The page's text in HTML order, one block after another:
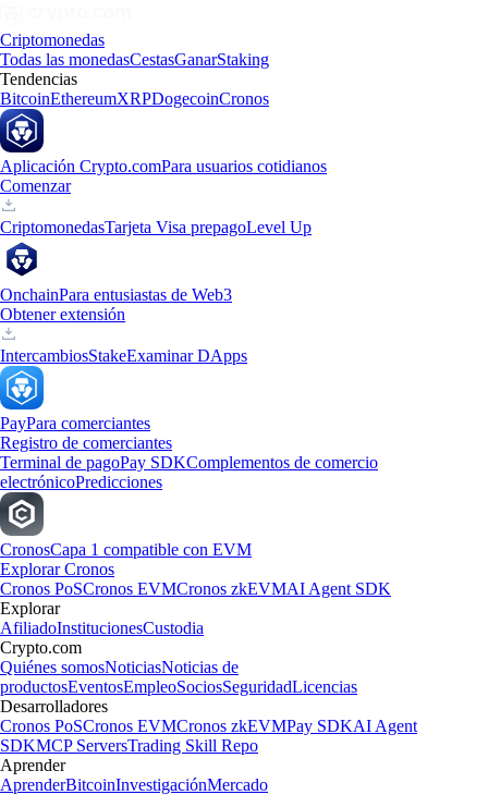
Criptomonedas
Todas las monedasCestasGanarStaking
Tendencias
BitcoinEthereumXRPDogecoinCronos
Aplicación Crypto.comPara usuarios cotidianos
Comenzar
CriptomonedasTarjeta Visa prepagoLevel Up
OnchainPara entusiastas de Web3
Obtener extensión
IntercambiosStakeExaminar DApps
PayPara comerciantes
Registro de comerciantes
Terminal de pagoPay SDKComplementos de comercio
electrónicoPredicciones
CronosCapa 1 compatible con EVM
Explorar Cronos
Cronos PoSCronos EVMCronos zkEVMAI Agent SDK
Explorar
AfiliadoInstitucionesCustodia
Crypto.com
Quiénes somosNoticiasNoticias de
productosEventosEmpleoSociosSeguridadLicencias
Desarrolladores
Cronos PoSCronos EVMCronos zkEVMPay SDKAI Agent
SDKMCP ServersTrading Skill Repo
Aprender
AprenderBitcoinInvestigaciónMercado